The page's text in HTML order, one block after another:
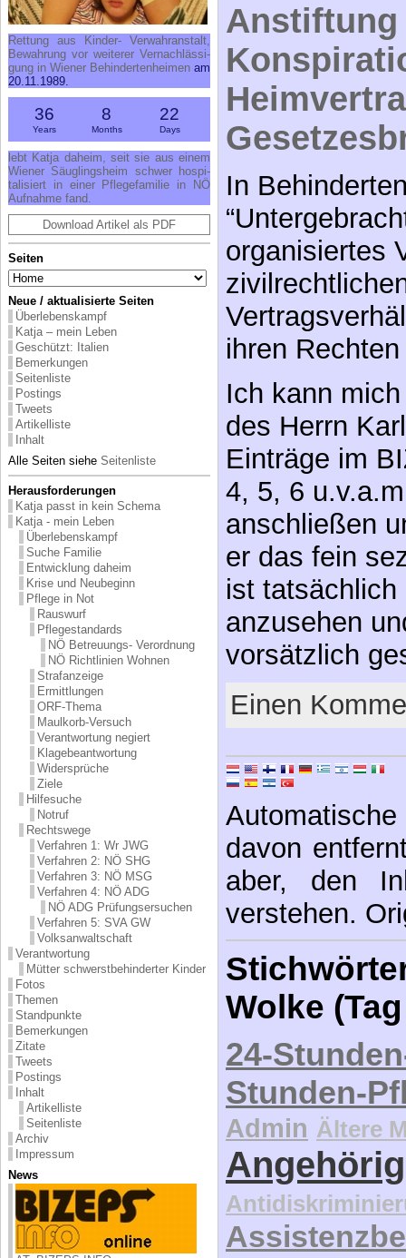
Ret­tung aus Kin­der- Ver­wahr­an­stalt,
Be­wah­rung vor wei­te­rer Ver­nach­läs­si­
gung in Wie­ner Be­hin­der­ten­hei­men am
20.11.1989.
36
Years
8
Months
22
Days
lebt Kat­ja da­heim, seit sie aus ei­nem
Wie­ner Säug­lings­heim schwer hos­pi­
ta­li­siert in ei­ner Pfle­ge­fa­mi­lie in NÖ
Auf­nah­me fand.
Download Artikel als PDF
Seiten
Neue / aktualisierte Seiten
Überlebenskampf
Katja – mein Leben
Geschützt: Italien
Bemerkungen
Seitenliste
Postings
Tweets
Artikelliste
Inhalt
Alle Seiten siehe Seitenliste
Herausforderungen
Katja passt in kein Schema
Katja - mein Leben
Überlebenskampf
Suche Familie
Entwicklung daheim
Krise und Neubeginn
Pflege in Not
Rauswurf
Pflegestandards
NÖ Betreuungs- Verordnung
NÖ Richtlinien Wohnen
Strafanzeige
Ermittlungen
ORF-Thema
Maulkorb-Versuch
Verantwortung negiert
Klagebeantwortung
Widersprüche
Ziele
Hilfesuche
Notruf
Rechtswege
Verfahren 1: Wr JWG
Verfahren 2: NÖ SHG
Verfahren 3: NÖ MSG
Verfahren 4: NÖ ADG
NÖ ADG Prüfungsersuchen
Verfahren 5: SVA GW
Volksanwaltschaft
Verantwortung
Mütter schwerstbehinderter Kinder
Fotos
Themen
Standpunkte
Bemerkungen
Zitate
Tweets
Postings
Inhalt
Artikelliste
Seitenliste
Archiv
Impressum
News
Anstiftung
In
organisiertes
ihren
Ich kann
des Herrn
Einträge im
4, 5, 6
anschließen
er das fein
ist
anzusehen
vorsätzlich
Einen
davon
aber, den
verstehen.
Wolke
24-
Stunden-
Admin Ältere